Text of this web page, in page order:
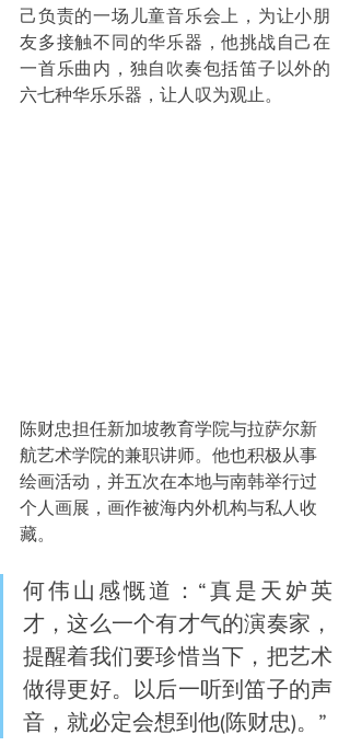
己负责的一场儿童音乐会上，为让小朋
友多接触不同的华乐器，他挑战自己在
一首乐曲内，独自吹奏包括笛子以外的
六七种华乐乐器，让人叹为观止。
陈财忠担任新加坡教育学院与拉萨尔新
航艺术学院的兼职讲师。他也积极从事
绘画活动，并五次在本地与南韩举行过
个人画展，画作被海内外机构与私人收
藏。
何伟山感慨道：“真是天妒英
才，这么一个有才气的演奏家，
提醒着我们要珍惜当下，把艺术
做得更好。以后一听到笛子的声
音，就必定会想到他(陈财忠)。”